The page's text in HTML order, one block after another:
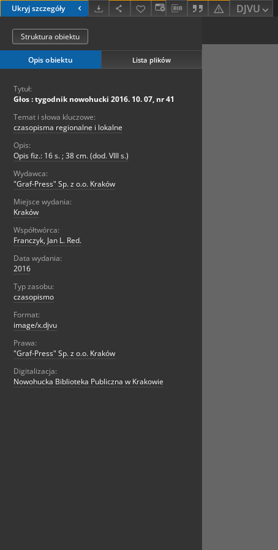
Ukryj szczegóły DJVU
Struktura obiektu
Opis obiektu Lista plików
Tytuł:
Głos : tygodnik nowohucki 2016. 10. 07, nr 41
Temat i słowa kluczowe:
czasopisma regionalne i lokalne
Opis:
Opis fiz.: 16 s. ; 38 cm. (dod. VIII s.)
Wydawca:
"Graf-Press" Sp. z o.o. Kraków
Miejsce wydania:
Kraków
Współtwórca:
Franczyk, Jan L. Red.
Data wydania:
2016
Typ zasobu:
czasopismo
Format:
image/x.djvu
Prawa:
"Graf-Press" Sp. z o.o. Kraków
Digitalizacja:
Nowohucka Biblioteka Publiczna w Krakowie